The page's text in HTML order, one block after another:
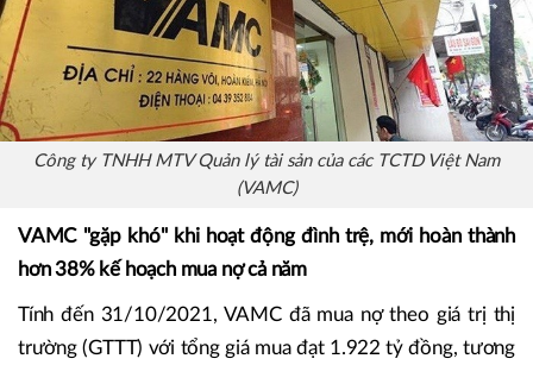
Công ty TNHH MTV Quản lý tài sản của các TCTD Việt Nam
(VAMC)
VAMC "gặp khó" khi hoạt động đình trệ, mới hoàn thành
hơn 38% kế hoạch mua nợ cả năm
Tính đến 31/10/2021, VAMC đã mua nợ theo giá trị thị
trường (GTTT) với tổng giá mua đạt 1.922 tỷ đồng, tương